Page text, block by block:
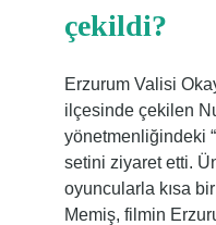
çekildi?
Erzurum Valisi
ilçesinde çekilen
yönetmenliğindeki
setini ziyaret etti.
oyuncularla kısa
Memiş, filmin